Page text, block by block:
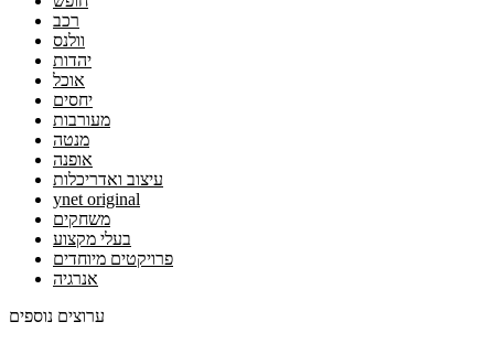
רכב
וולנס
יהדות
אוכל
יחסים
מעורבות
מנטה
אופנה
עיצוב ואדריכלות
ynet original
משחקים
בעלי מקצוע
פרויקטים מיוחדים
אנרגיה
ערוצים נוספים